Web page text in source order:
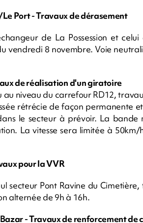
Le Port - Travaux de dérasement
de La Possession et
vendredi 8 novembre. Voie
de réalisation d'un giratoire
au niveau du carrefour RD12,
rétrécie de façon permanente
le secteur à prévoir. La bande
La vitesse sera limitée à
pour la VVR
secteur Pont Ravine du
alternée de 9h à 16h.
- Travaux de renforcement de